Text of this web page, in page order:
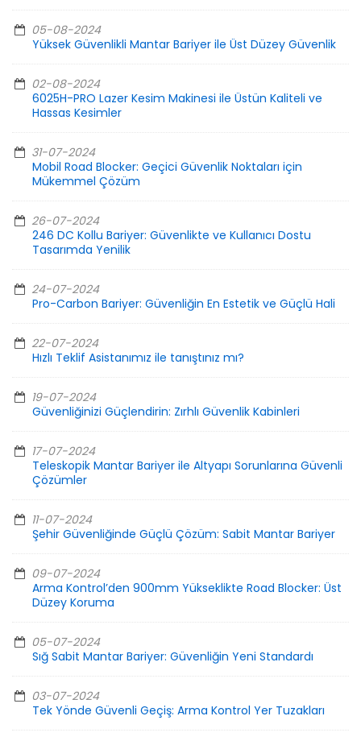
05-08-2024
Yüksek Güvenlikli Mantar Bariyer ile Üst Düzey Güvenlik
02-08-2024
6025H-PRO Lazer Kesim Makinesi ile Üstün Kaliteli ve
Hassas Kesimler
31-07-2024
Mobil Road Blocker: Geçici Güvenlik Noktaları için
Mükemmel Çözüm
26-07-2024
246 DC Kollu Bariyer: Güvenlikte ve Kullanıcı Dostu
Tasarımda Yenilik
24-07-2024
Pro-Carbon Bariyer: Güvenliğin En Estetik ve Güçlü Hali
22-07-2024
Hızlı Teklif Asistanımız ile tanıştınız mı?
19-07-2024
Güvenliğinizi Güçlendirin: Zırhlı Güvenlik Kabinleri
17-07-2024
Teleskopik Mantar Bariyer ile Altyapı Sorunlarına Güvenli
Çözümler
11-07-2024
Şehir Güvenliğinde Güçlü Çözüm: Sabit Mantar Bariyer
09-07-2024
Arma Kontrol’den 900mm Yükseklikte Road Blocker: Üst
Düzey Koruma
05-07-2024
Sığ Sabit Mantar Bariyer: Güvenliğin Yeni Standardı
03-07-2024
Tek Yönde Güvenli Geçiş: Arma Kontrol Yer Tuzakları